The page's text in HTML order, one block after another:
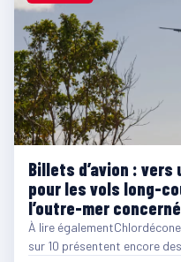
Billets d’avion :
pour les vols long-
l’outre-mer
À lire
sur 10 présentent encore